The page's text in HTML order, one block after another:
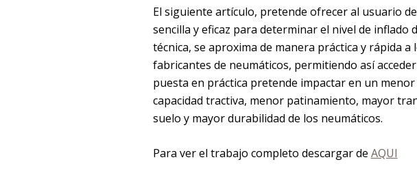
El siguiente artículo, pretende ofrecer al usuario
sencilla y eficaz para determinar el nivel de inflado
técnica, se aproxima de manera práctica y rápida
fabricantes de neumáticos, permitiendo así
puesta en práctica pretende impactar en un
capacidad tractiva, menor patinamiento, mayor
suelo y mayor durabilidad de los neumáticos.
Para ver el trabajo completo descargar de AQUI